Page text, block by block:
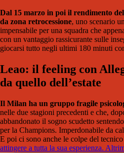
Dal 15 marzo in poi il rendimento
da zona retrocessione, uno scenario
impensabile per una squadra che
con un vantaggio rassicurante sulle
giocarsi tutto negli ultimi 180 minuti
Leao: il feeling con
da quello dell’estate
Il Milan ha un gruppo fragile
nelle due stagioni precedenti e che,
abbandonato il sogno scudetto
per la Champions. Imperdonabile da
E poi ci sono anche le colpe del
attingere a tutta la sua esperienza.